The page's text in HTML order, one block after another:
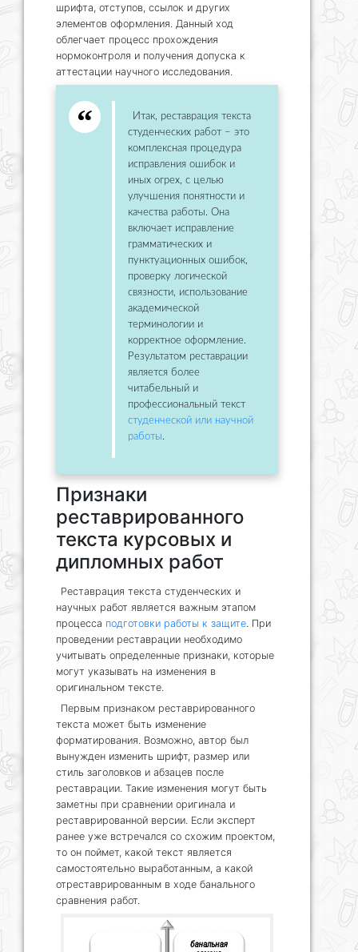
шрифта, отступов, ссылок и других
элементов оформления. Данный ход
облегчает процесс прохождения
нормоконтроля и получения допуска к
аттестации научного исследования.
Итак, реставрация текста
студенческих работ – это
комплексная процедура
исправления ошибок и
иных огрех, с целью
улучшения понятности и
качества работы. Она
включает исправление
грамматических и
пунктуационных ошибок,
проверку логической
связности, использование
академической
терминологии и
корректное оформление.
Результатом реставрации
является более
читабельный и
профессиональный текст
студенческой или научной
работы.
Признаки
реставрированного
текста курсовых и
дипломных работ
Реставрация текста студенческих и
научных работ является важным этапом
процесса подготовки работы к защите. При
проведении реставрации необходимо
учитывать определенные признаки, которые
могут указывать на изменения в
оригинальном тексте.
Первым признаком реставрированного
текста может быть изменение
форматирования. Возможно, автор был
вынужден изменить шрифт, размер или
стиль заголовков и абзацев после
реставрации. Такие изменения могут быть
заметны при сравнении оригинала и
реставрированной версии. Если эксперт
ранее уже встречался со схожим проектом,
то он поймет, какой текст является
самостоятельно выработанным, а какой
отреставрированным в ходе банального
сравнения работ.